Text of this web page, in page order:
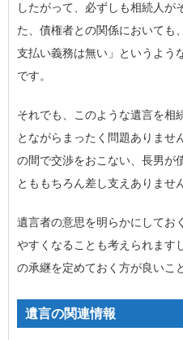
したがって、必ずしも相続人が
た、債権者との関係においても
支払い義務は無い」というよう
です。
それでも、このような遺言を相
とながらまったく問題ありませ
の間で交渉をおこない、長男が
とももちろん差し支えありませ
遺言者の意思を明らかにしてお
やすくなることも考えられます
の承継を定めておく方が良いこ
遺言の関連情報